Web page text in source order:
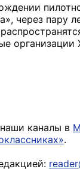
через пару
организации
каналы в
.